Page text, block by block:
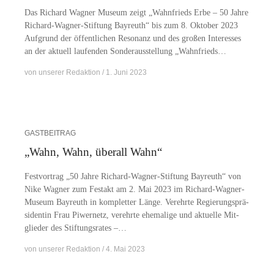
Das Ri­chard Wag­ner Mu­se­um zeigt „Wahn­frieds Erbe – 50 Jah­re
Ri­­chard-Wa­g­­ner-Stif­­tung Bay­reuth“ bis zum 8. Ok­to­ber 2023
Auf­grund der öf­fent­li­chen Re­so­nanz und des gro­ßen In­ter­es­ses
an der ak­tu­ell lau­fen­den Son­der­aus­stel­lung „Wahn­frieds…
von unserer Redaktion 1. Juni 2023
GASTBEITRAG
„Wahn, Wahn, überall Wahn“
Fest­vor­trag „50 Jah­re Ri­­chard-Wa­g­­ner-Stif­­tung Bay­reuth“ von
Nike Wag­ner zum Fest­akt am 2. Mai 2023 im Ri­­chard-Wa­g­­ner-
Mu­­se­um Bay­reuth in kom­plet­ter Län­ge. Ver­ehr­te Re­gie­rungs­prä­
si­den­tin Frau Pi­wer­netz, ver­ehr­te ehe­ma­li­ge und ak­tu­el­le Mit­
glie­der des Stiftungsrates –…
von unserer Redaktion 4. Mai 2023